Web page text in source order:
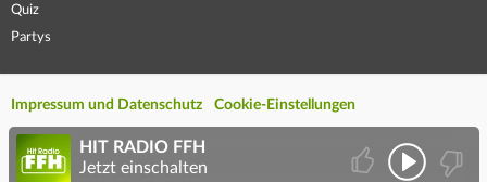
Quiz
Partys
Impressum und Datenschutz Cookie-Einstellungen
HIT RADIO FFH
Jetzt einschalten